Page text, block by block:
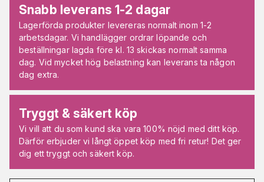
Snabb leverans 1-2 dagar
Lagerförda produkter levereras normalt inom 1-2
arbetsdagar. Vi handlägger ordrar löpande och
beställningar lagda före kl. 13 skickas normalt samma
dag. Vid mycket hög belastning kan leverans ta någon
dag extra.
Tryggt & säkert köp
Vi vill att du som kund ska vara 100% nöjd med ditt köp.
Därför erbjuder vi långt öppet köp med fri retur! Det ger
dig ett tryggt och säkert köp.